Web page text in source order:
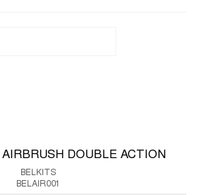
DOUBLE ACTION
BELKITS
BELAIR001